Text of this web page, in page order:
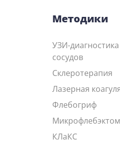
Методики
УЗИ-
сосудов
Склеротерапия
Лазерная
Флебогриф
КЛаКС